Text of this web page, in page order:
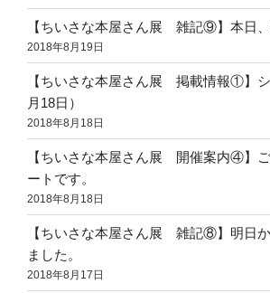
【ちいさな本屋さん展 雑記⑨】本日、
2018年8月19日
【ちいさな本屋さん展 掲載情報①】
月18日）
2018年8月18日
【ちいさな本屋さん展 開催案内④】
ートです。
2018年8月18日
【ちいさな本屋さん展 雑記⑧】明日
ました。
2018年8月17日